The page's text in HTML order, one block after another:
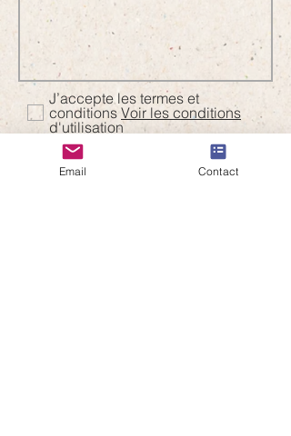
J’accepte les termes et
conditions Voir les conditions
d'utilisation
Envoyer
Email Contact